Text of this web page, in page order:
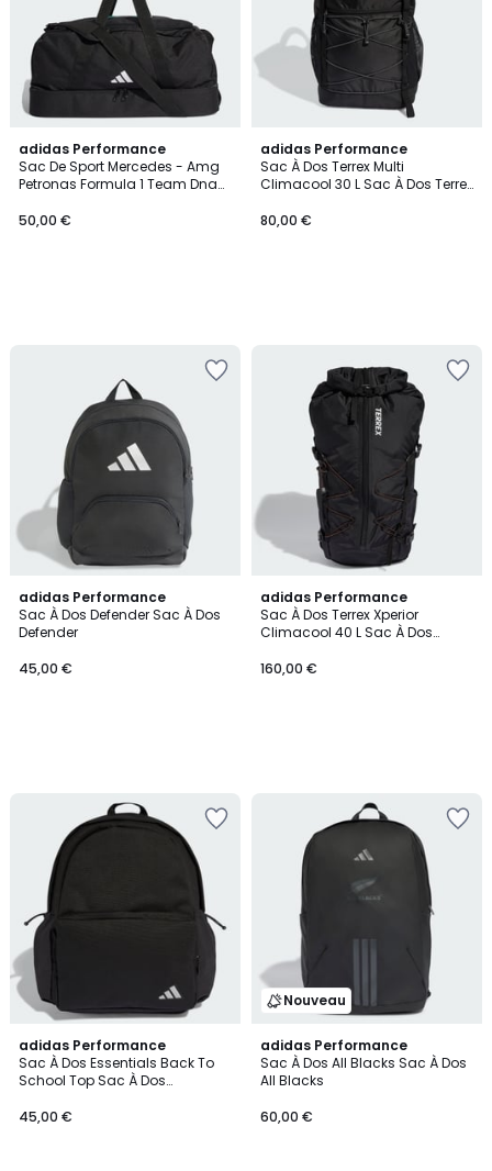
adidas Performance
Sac De Sport Mercedes - Amg
Petronas Formula 1 Team Dna
Petronas Formula 1 Team Dna
50,00 €
adidas Performance
Sac À Dos Terrex Multi
Climacool 30 L Sac À Dos Terrex
80,00 €
adidas Performance
Sac À Dos Defender Sac À Dos
Defender
45,00 €
adidas Performance
Sac À Dos Terrex Xperior
Climacool 40 L Sac À Dos
160,00 €
adidas Performance
Sac À Dos Essentials Back To
School Top Sac À Dos
45,00 €
Nouveau
adidas Performance
Sac À Dos All Blacks Sac À Dos
All Blacks
60,00 €